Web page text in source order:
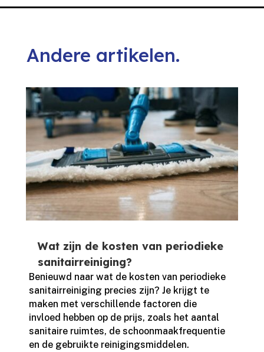
Andere artikelen.
Wat zijn de kosten van periodieke
sanitairreiniging?
Benieuwd naar wat de kosten van periodieke
sanitairreiniging precies zijn? Je krijgt te
maken met verschillende factoren die
invloed hebben op de prijs, zoals het aantal
sanitaire ruimtes, de schoonmaakfrequentie
en de gebruikte reinigingsmiddelen.​